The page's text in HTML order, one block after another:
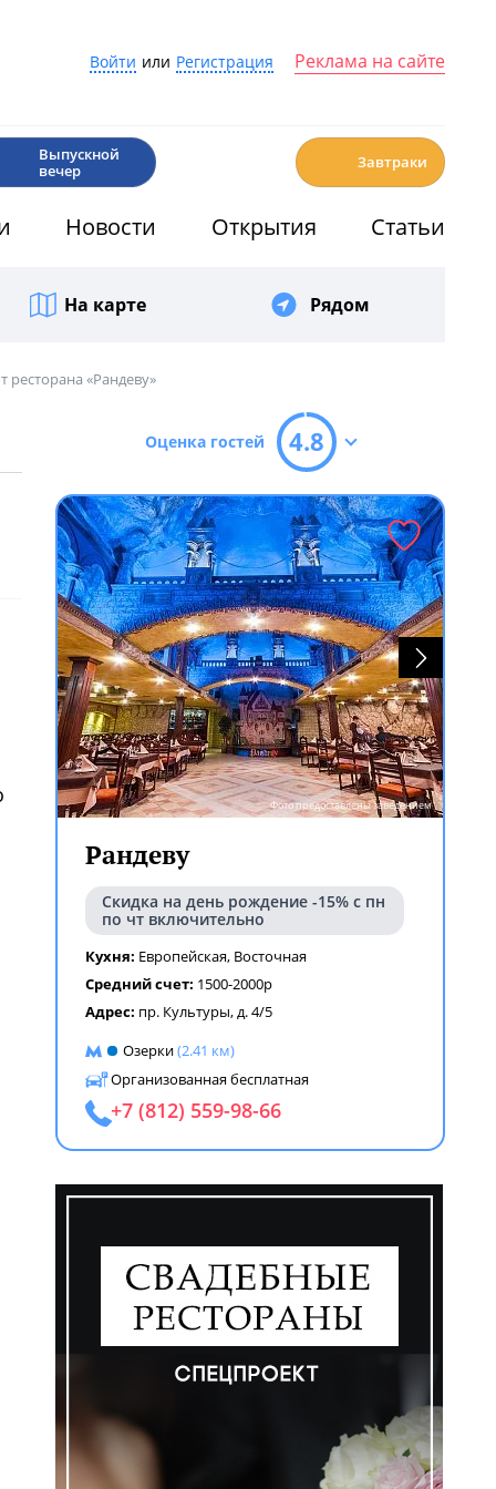
Войти или Регистрация Реклама на сайте
Выпускной
вечер
Завтраки
Новости Открытия Статьи
На карте Рядом
ресторана «Рандеву»
Оценка гостей 4.8
Фото предоставлены заведением
Рандеву
Скидка на день рождение -15% с пн
по чт включительно
Кухня: Европейская, Восточная
Средний счет: 1500-2000р
Адрес: пр. Культуры, д. 4/5
Озерки(2.41 км)
Организованная бесплатная
+7 (812) 559-98-66